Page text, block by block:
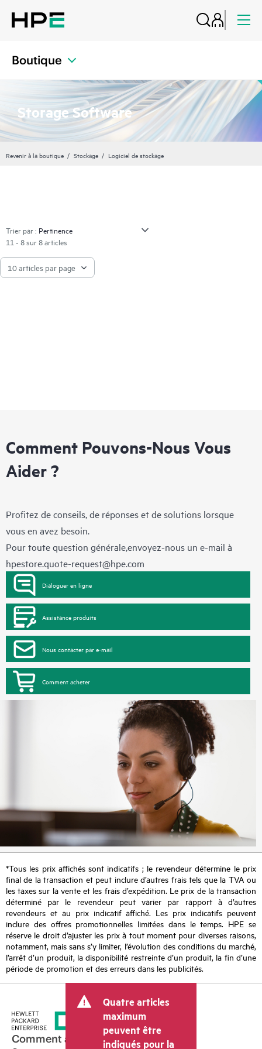
Boutique
Storage Software
Revenir à la boutique Stockage Logiciel de stockage
Trier par :
11 - 8 sur 8 articles
Comment Pouvons-Nous Vous
Aider ?
Profitez de conseils, de réponses et de solutions lorsque
vous en avez besoin.
Pour toute question générale,envoyez-nous un e-mail à
hpestore.quote-request@hpe.com
Dialoguer en ligne
Assistance produits
Nous contacter par e-mail
Comment acheter
*Tous les prix affichés sont indicatifs ; le revendeur détermine le prix
final de la transaction et peut inclure d’autres frais tels que la TVA ou
les taxes sur la vente et les frais d’expédition. Le prix de la transaction
déterminé par le revendeur peut varier par rapport à d’autres
revendeurs et au prix indicatif affiché. Les prix indicatifs peuvent
inclure des offres promotionnelles limitées dans le temps. HPE se
réserve le droit d’ajuster les prix à tout moment pour diverses raisons,
notamment, mais sans s’y limiter, l’évolution des conditions du marché,
l’arrêt d’un produit, la disponibilité restreinte d’un produit, la fin d’une
période de promotion et des erreurs dans les publicités.
Quatre articles
maximum
peuvent être
indiqués pour la
Comment acheter